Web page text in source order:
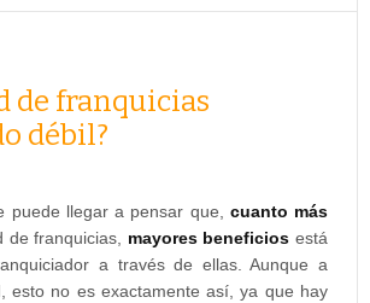
de franquicias
débil?
puede llegar a pensar que, cuanto más
de franquicias, mayores beneficios está
a través de ellas. Aunque a
esto no es exactamente así, ya que hay